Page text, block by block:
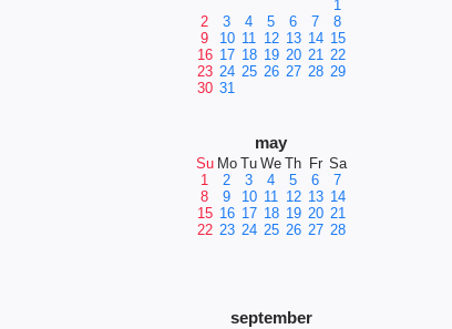
1
2
3 4 5 6 7
8
9
10 11 12 13 14 15
16 17 18 19 20 21 22
23 24 25 26 27 28 29
30 31
may
Su Mo Tu We Th Fr Sa
1
2 3 4 5 6
7
8
9 10 11 12 13 14
15 16 17 18 19 20 21
22 23 24 25 26 27 28
september